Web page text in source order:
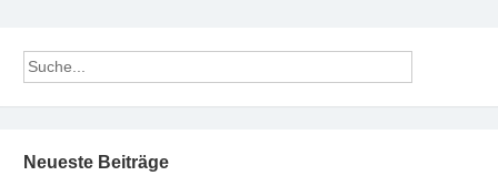
Neueste Beiträge